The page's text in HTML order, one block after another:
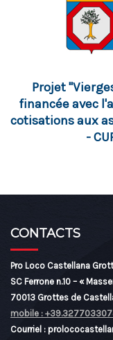
Projet
financée avec
cotisations aux
-
CONTACTS
Pro Loco Castellana
SC Ferrone n.10 – «
70013 Grottes de
mobile :
Courriel :